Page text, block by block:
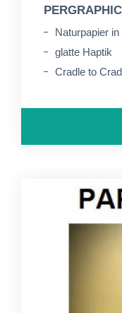
Naturpapier
glatte Haptik
Cradle to